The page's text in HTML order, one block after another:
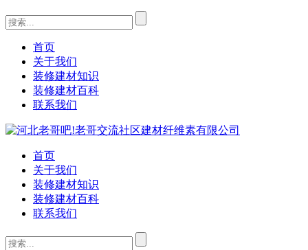
首页
关于我们
装修建材知识
装修建材百科
联系我们
首页
关于我们
装修建材知识
装修建材百科
联系我们